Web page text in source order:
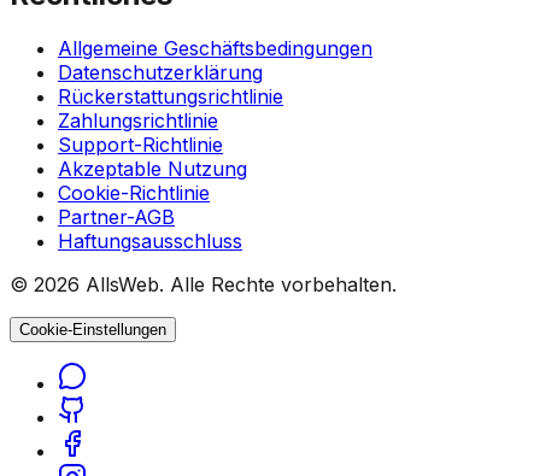
Allgemeine Geschäftsbedingungen
Datenschutzerklärung
Rückerstattungsrichtlinie
Zahlungsrichtlinie
Support-Richtlinie
Akzeptable Nutzung
Cookie-Richtlinie
Partner-AGB
Haftungsausschluss
© 2026 AllsWeb. Alle Rechte vorbehalten.
Cookie-Einstellungen